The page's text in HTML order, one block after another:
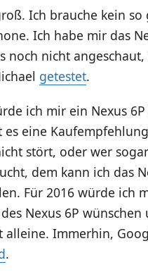
Ich brauche kein so
Ich habe mir das
noch nicht angeschaut,
getestet.
ich mir ein Nexus 6P
es eine
stört, oder wer
dem kann ich das
Für 2016 würde ich
Nexus 6P
alleine. Immerhin,
.